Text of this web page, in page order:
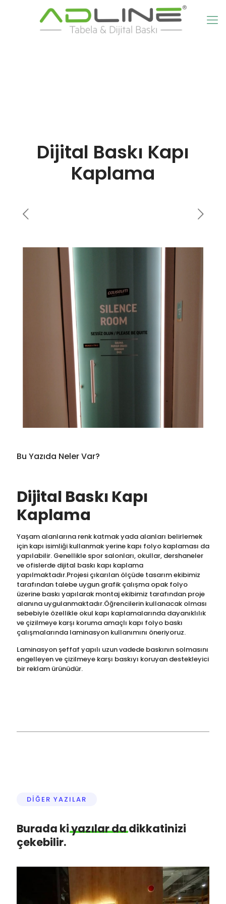
Dijital Baskı Kapı
Kaplama
Bu Yazıda Neler Var?
Dijital Baskı Kapı
Kaplama
Yaşam alanlarına renk katmak yada alanları belirlemek
için kapı isimliği kullanmak yerine kapı folyo kaplaması da
yapılabilir. Genellikle spor salonları, okullar, dershaneler
ve ofislerde dijital baskı kapı kaplama
yapılmaktadır.Projesi çıkarılan ölçüde tasarım ekibimiz
tarafından talebe uygun grafik çalışma opak folyo
üzerine baskı yapılarak montaj ekibimiz tarafından proje
alanına uygulanmaktadır.Öğrencilerin kullanacak olması
sebebiyle özellikle okul kapı kaplamalarında dayanıklılık
ve çizilmeye karşı koruma amaçlı kapı folyo baskı
çalışmalarında laminasyon kullanımını öneriyoruz.
Laminasyon şeffaf yapılı uzun vadede baskının solmasını
engelleyen ve çizilmeye karşı baskıyı koruyan destekleyici
bir reklam ürünüdür.
DİĞER YAZILAR
Burada kiyazılardadikkatinizi
çekebilir.